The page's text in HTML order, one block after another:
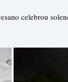
celebrou